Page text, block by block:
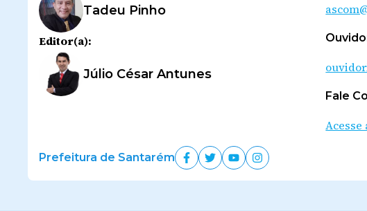
Tadeu Pinho
Editor(a):
Júlio César Antunes
Fale
Acesse
Prefeitura de Santarém